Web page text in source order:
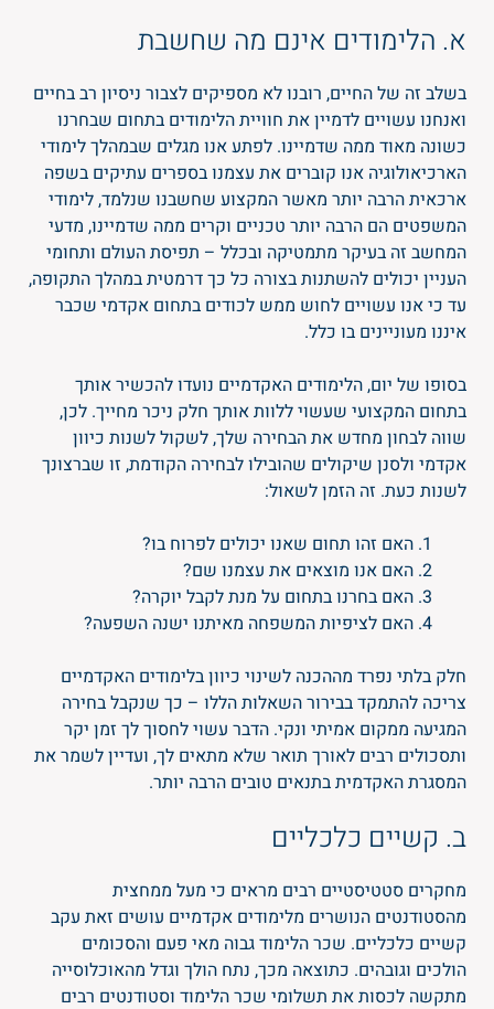
א. הלימודים אינם מה שחשבת
בשלב זה של החיים, רובנו לא מספיקים לצבור ניסיון רב בחיים
ואנחנו עשויים לדמיין את חוויית הלימודים בתחום שבחרנו
כשונה מאוד ממה שדמיינו. לפתע אנו מגלים שבמהלך לימודי
הארכיאולוגיה אנו קוברים את עצמנו בספרים עתיקים בשפה
ארכאית הרבה יותר מאשר המקצוע שחשבנו שנלמד, לימודי
המשפטים הם הרבה יותר טכניים וקרים ממה שדמיינו, מדעי
המחשב זה בעיקר מתמטיקה ובכלל – תפיסת העולם ותחומי
העניין יכולים להשתנות בצורה כל כך דרמטית במהלך התקופה,
עד כי אנו עשויים לחוש ממש לכודים בתחום אקדמי שכבר
איננו מעוניינים בו כלל.
בסופו של יום, הלימודים האקדמיים נועדו להכשיר אותך
בתחום המקצועי שעשוי ללוות אותך חלק ניכר מחייך. לכן,
שווה לבחון מחדש את הבחירה שלך, לשקול לשנות כיוון
אקדמי ולסנן שיקולים שהובילו לבחירה הקודמת, זו שברצונך
לשנות כעת. זה הזמן לשאול:
האם זהו תחום שאנו יכולים לפרוח בו?
האם אנו מוצאים את עצמנו שם?
האם בחרנו בתחום על מנת לקבל יוקרה?
האם לציפיות המשפחה מאיתנו ישנה השפעה?
חלק בלתי נפרד מההכנה לשינוי כיוון בלימודים האקדמיים
צריכה להתמקד בבירור השאלות הללו – כך שנקבל בחירה
המגיעה ממקום אמיתי ונקי. הדבר עשוי לחסוך לך זמן יקר
ותסכולים רבים לאורך תואר שלא מתאים לך, ועדיין לשמר את
המסגרת האקדמית בתנאים טובים הרבה יותר.
ב. קשיים כלכליים
מחקרים סטטיסטיים רבים מראים כי מעל ממחצית
מהסטודנטים הנושרים מלימודים אקדמיים עושים זאת עקב
קשיים כלכליים. שכר הלימוד גבוה מאי פעם והסכומים
הולכים וגובהים. כתוצאה מכך, נתח הולך וגדל מהאוכלוסייה
מתקשה לכסות את תשלומי שכר הלימוד וסטודנטים רבים